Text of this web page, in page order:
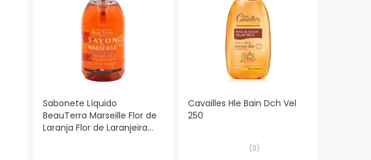
Sabonete Líquido
BeauTerra Marseille Flor de
Laranja Flor de Laranjeira
Cavailles Hle Bain Dch Vel
250
(3)